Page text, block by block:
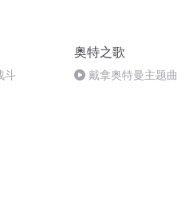
斗
奥特之歌
戴拿奥特曼主题曲